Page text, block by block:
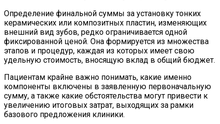
Определение финальной суммы за установку тонких
керамических или композитных пластин, изменяющих
внешний вид зубов, редко ограничивается одной
фиксированной ценой. Она формируется из множества
этапов и процедур, каждая из которых имеет свою
удельную стоимость, вносящую вклад в общий бюджет.
Пациентам крайне важно понимать, какие именно
компоненты включены в заявленную первоначальную
сумму, а также какие обстоятельства могут привести к
увеличению итоговых затрат, выходящих за рамки
базового предложения клиники.